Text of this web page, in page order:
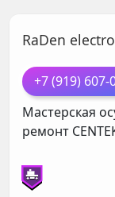
RaDen
+7 (919) 607-
Мастерская
ремонт